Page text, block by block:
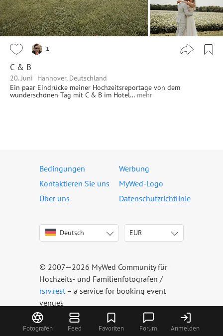
Fotografen Feed Favoriten Forum Anmelden
1
C & B
20. Juni
Hannover, Deutschland
Ein paar Eindrücke meiner Hochzeitsreportage von dem
wunderschönen Tag mit C & B im Hotel… mehr
Bedingungen
Werbung
Kontaktieren Sie uns
MyWed-Logo
Über uns
Datenschutzrichtlinie
Deutsch
English
Español
Português
Русский
Українська
Latviešu
EUR
USD
© 2007—2026 MyWed Community für
Hochzeits- und Familienfotografen /
rsrv.rest– a service for booking event
venues